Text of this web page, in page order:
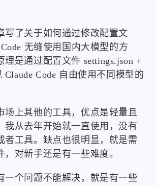
写了关于如何通过修改配置文
无缝使用国内大模型的方
理是通过配置文件 settings.json +
Claude Code 自由使用不同模型的
场上其他的工具，优点是轻量且
我从去年开始就一直使用，没有
者工具。缺点也很明显，就是需
，对新手还是有一些难度。
一个问题不能解决，就是有一些